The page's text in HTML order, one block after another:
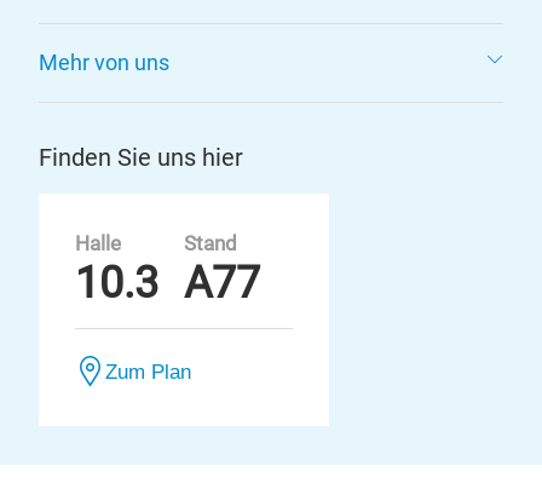
Mehr von uns
Finden Sie uns hier
Halle
10.3
Stand
A77
Zum Plan